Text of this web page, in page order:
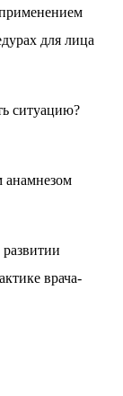
для лица
ситуацию?
анамнезом
врача-